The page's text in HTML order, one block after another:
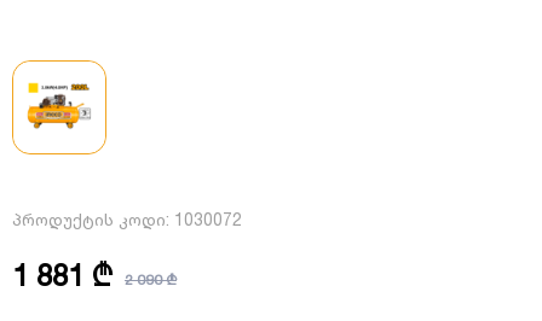
პროდუქტის კოდი: 1030072
1 881 ₾ 2 090 ₾